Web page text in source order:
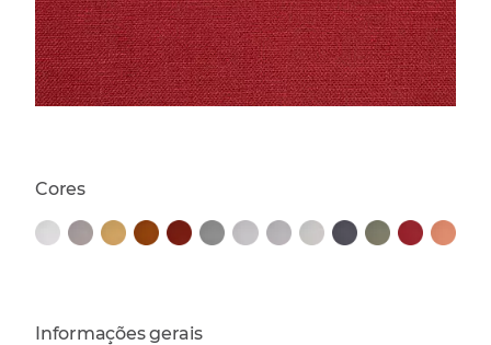
Cores
Informações gerais